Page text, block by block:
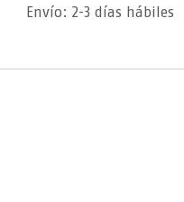
Envío: 2-3 días hábiles